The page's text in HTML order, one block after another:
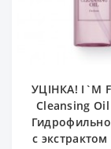
УЦІНКА! I`M
Cleansing
с